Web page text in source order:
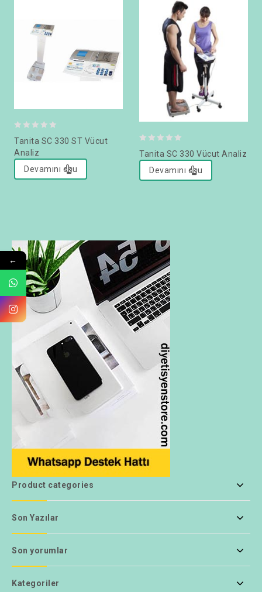
out
5
Tanita SC 330 ST Vücut
Analiz
Devamını oku
out
of
Tanita SC 330 Vücut Analiz
Devamını oku
Product categories
Son Yazılar
Son yorumlar
Kategoriler
←